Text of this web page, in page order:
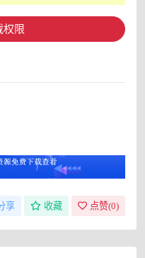
权限
享 收藏 点赞(0)